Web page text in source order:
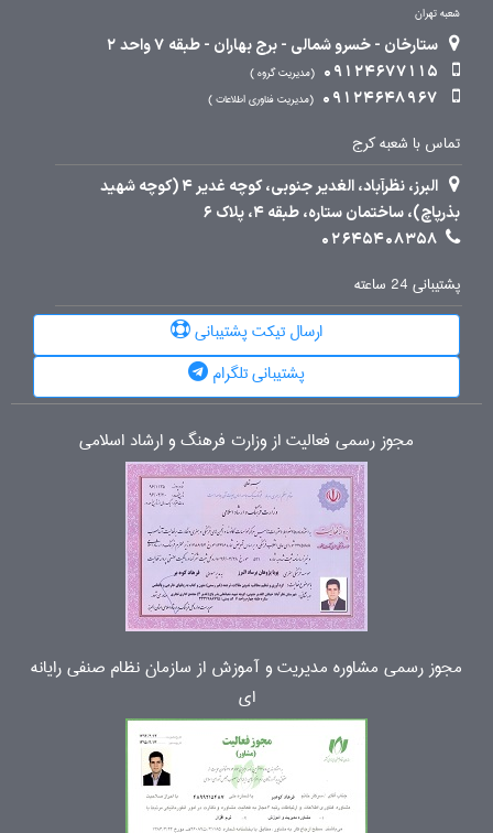
شعبه تهران
ستارخان - خسرو شمالی - برج بهاران - طبقه 7 واحد 2
09124677115
مدیریت گروه
09124648967 مدیریت فناوری اطلاعات
تماس با شعبه کرج
البرز، نظرآباد، الغدیر جنوبی، کوچه غدیر 4 (کوچه شهید
بذرپاچ)، ساختمان ستاره، طبقه 4، پلاک 6
02645408358
پشتیبانی 24 ساعته
ارسال تیکت پشتیبانی
پشتیبانی تلگرام
مجوز رسمی فعالیت از وزارت فرهنگ و ارشاد اسلامی
مجوز رسمی مشاوره مدیریت و آموزش از سازمان نظام صنفی رایانه
ای